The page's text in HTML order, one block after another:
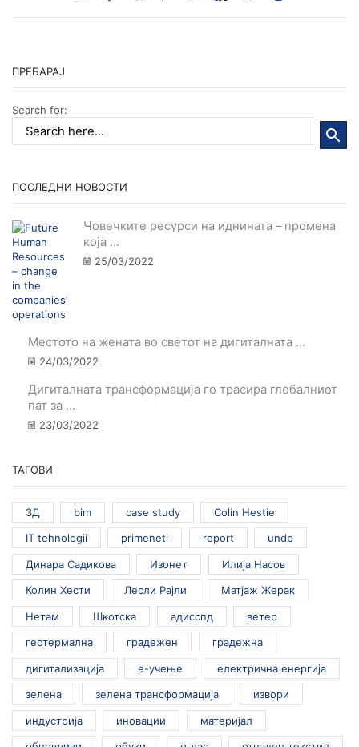
ПРЕБАРАЈ
Search for:
ПОСЛЕДНИ НОВОСТИ
Човечките ресурси на иднината – промена
која ...
25/03/2022
Местото на жената во светот на дигиталната ...
24/03/2022
Дигиталната трансформација го трасира глобалниот
пат за ...
23/03/2022
ТАГОВИ
3Д bim case study Colin Hestie
IT tehnologii primeneti report undp
Динара Садикова Изонет Илија Насов
Колин Хести Лесли Рајли Матјаж Жерак
Нетам Шкотска адисспд ветер
геотермална градежен градежна
дигитализација е-учење електрична енергија
зелена зелена трансформација извори
индустрија иновации материјал